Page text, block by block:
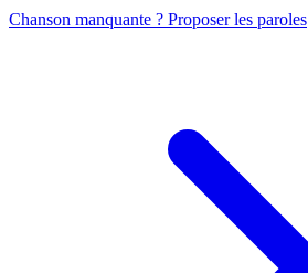
Chanson manquante ? Proposer les paroles